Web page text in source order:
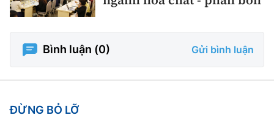
Bình luận (0) Gửi bình luận
ĐỪNG BỎ LỠ